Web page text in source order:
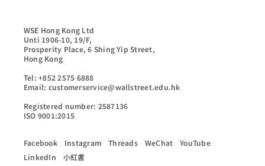
WSE Hong Kong Ltd
Unti 1906-10, 19/F,
Prosperity Place, 6 Shing Yip Street,
Hong Kong
Tel: +852 2575 6888
Email: customerservice@wallstreet.edu.hk
Registered number: 2587136
ISO 9001:2015
Facebook Instagram Threads WeChat
YouTube
LinkedIn
小紅書